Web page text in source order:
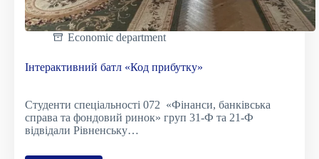
Economic department
Інтерактивний батл «Код прибутку»
Студенти спеціальності 072 «Фінанси, банківська
справа та фондовий ринок» груп 31-Ф та 21-Ф
відвідали Рівненську…